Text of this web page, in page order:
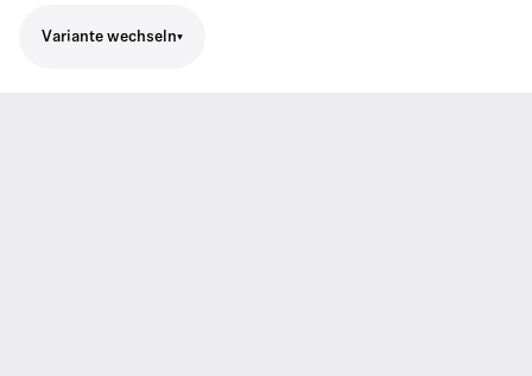
Variante wechseln